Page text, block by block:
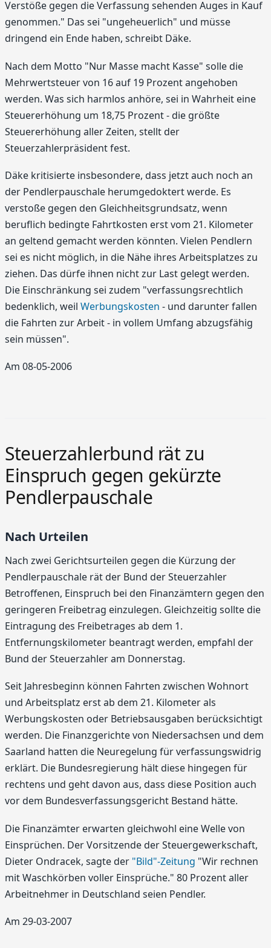
Verstöße gegen die Verfassung sehenden Auges in Kauf
genommen." Das sei "ungeheuerlich" und müsse
dringend ein Ende haben, schreibt Däke.
Nach dem Motto "Nur Masse macht Kasse" solle die
Mehrwertsteuer von 16 auf 19 Prozent angehoben
werden. Was sich harmlos anhöre, sei in Wahrheit eine
Steuererhöhung um 18,75 Prozent - die größte
Steuererhöhung aller Zeiten, stellt der
Steuerzahlerpräsident fest.
Däke kritisierte insbesondere, dass jetzt auch noch an
der Pendlerpauschale herumgedoktert werde. Es
verstoße gegen den Gleichheitsgrundsatz, wenn
beruflich bedingte Fahrtkosten erst vom 21. Kilometer
an geltend gemacht werden könnten. Vielen Pendlern
sei es nicht möglich, in die Nähe ihres Arbeitsplatzes zu
ziehen. Das dürfe ihnen nicht zur Last gelegt werden.
Die Einschränkung sei zudem "verfassungsrechtlich
bedenklich, weil Werbungskosten - und darunter fallen
die Fahrten zur Arbeit - in vollem Umfang abzugsfähig
sein müssen".
Am 08-05-2006
Steuerzahlerbund rät zu
Einspruch gegen gekürzte
Pendlerpauschale
Nach Urteilen
Nach zwei Gerichtsurteilen gegen die Kürzung der
Pendlerpauschale rät der Bund der Steuerzahler
Betroffenen, Einspruch bei den Finanzämtern gegen den
geringeren Freibetrag einzulegen. Gleichzeitig sollte die
Eintragung des Freibetrages ab dem 1.
Entfernungskilometer beantragt werden, empfahl der
Bund der Steuerzahler am Donnerstag.
Seit Jahresbeginn können Fahrten zwischen Wohnort
und Arbeitsplatz erst ab dem 21. Kilometer als
Werbungskosten oder Betriebsausgaben berücksichtigt
werden. Die Finanzgerichte von Niedersachsen und dem
Saarland hatten die Neuregelung für verfassungswidrig
erklärt. Die Bundesregierung hält diese hingegen für
rechtens und geht davon aus, dass diese Position auch
vor dem Bundesverfassungsgericht Bestand hätte.
Die Finanzämter erwarten gleichwohl eine Welle von
Einsprüchen. Der Vorsitzende der Steuergewerkschaft,
Dieter Ondracek, sagte der "Bild"-Zeitung "Wir rechnen
mit Waschkörben voller Einsprüche." 80 Prozent aller
Arbeitnehmer in Deutschland seien Pendler.
Am 29-03-2007